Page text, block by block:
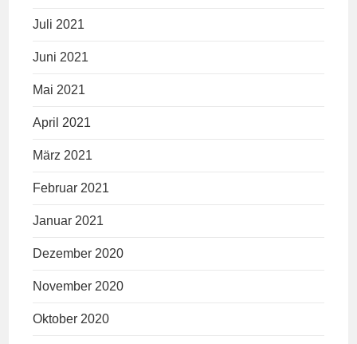
Juli 2021
Juni 2021
Mai 2021
April 2021
März 2021
Februar 2021
Januar 2021
Dezember 2020
November 2020
Oktober 2020